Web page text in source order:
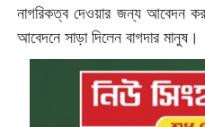
নাগরিকত্ব দেওয়ার জন্য আবেদন
আবেদনে সাড়া দিলেন বাগদার মানুষ।